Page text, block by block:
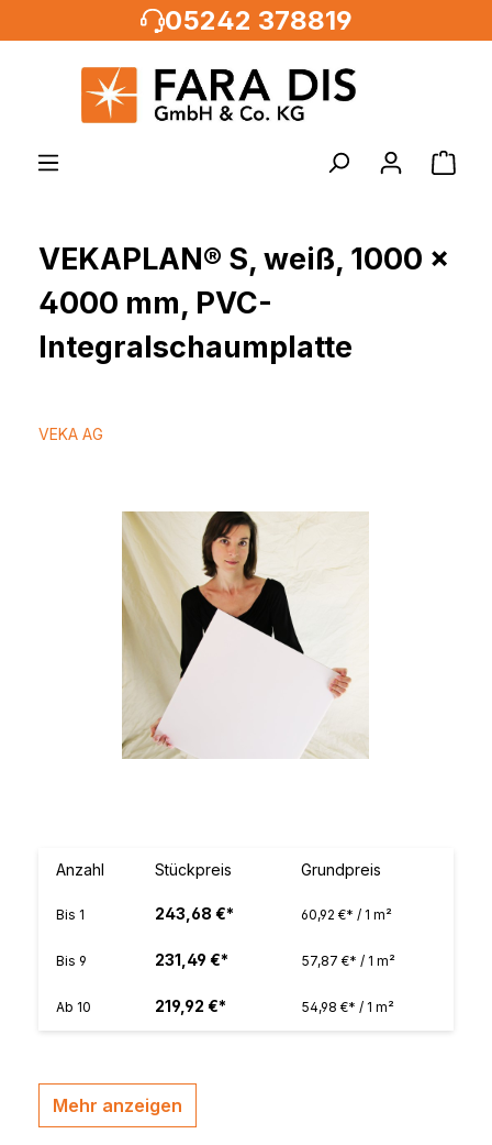
05242 378819
VEKAPLAN® S, weiß, 1000 x
4000 mm, PVC-
Integralschaumplatte
VEKA AG
Bildergalerie überspringen
Anzahl Stückpreis Grundpreis
Bis 1 243,68 €* 60,92 €* / 1 m²
Bis 9 231,49 €* 57,87 €* / 1 m²
Ab 10 219,92 €* 54,98 €* / 1 m²
Mehr anzeigen